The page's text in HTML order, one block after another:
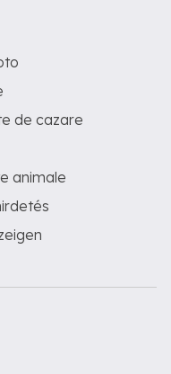
de cazare
animale